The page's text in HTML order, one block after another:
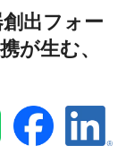
出フォー
が生む、